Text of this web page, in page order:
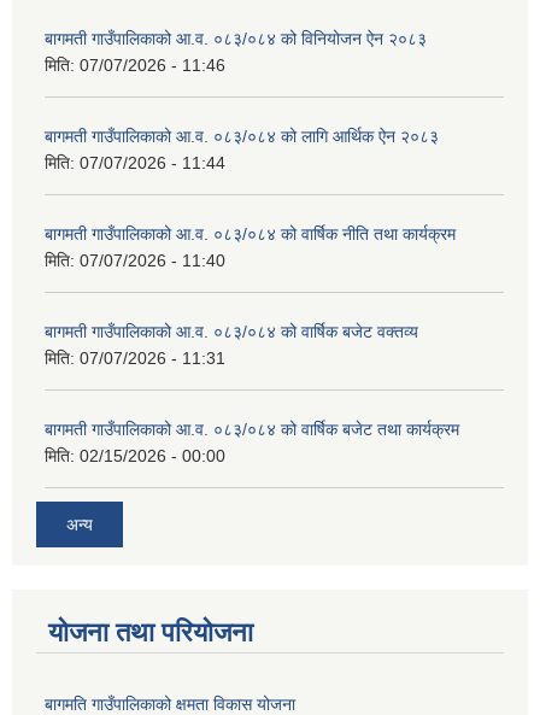
बागमती गाउँपालिकाको आ.व. ०८३/०८४ को विनियोजन ऐन २०८३
मिति: 07/07/2026 - 11:46
बागमती गाउँपालिकाको आ.व. ०८३/०८४ को लागि आर्थिक ऐन २०८३
मिति: 07/07/2026 - 11:44
बागमती गाउँपालिकाको आ.व. ०८३/०८४ को वार्षिक नीति तथा कार्यक्रम
मिति: 07/07/2026 - 11:40
बागमती गाउँपालिकाको आ.व. ०८३/०८४ को वार्षिक बजेट वक्तव्य
मिति: 07/07/2026 - 11:31
बागमती गाउँपालिकाको आ.व. ०८३/०८४ को वार्षिक बजेट तथा कार्यक्रम
मिति: 02/15/2026 - 00:00
अन्य
योजना तथा परियोजना
बागमति गाउँपालिकाको क्षमता विकास योजना